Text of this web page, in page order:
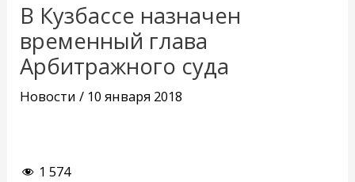
В Кузбассе назначен
временный глава
Арбитражного суда
Новости / 10 января 2018
1 574
записям